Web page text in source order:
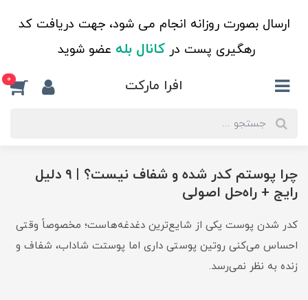
ارسال بصورت روزانه انجام می شود، جهت دریافت کد
رهگیری پست درکانال بله عضو شوید
افرا مارکت 0
چرا پوستم کدر شده و شفاف نیست؟ | ۹ دلیل
رایج + راه‌حل اصولی
کدر شدن پوست یکی از شایع‌ترین دغدغه‌هاست؛ مخصوصاً وقتی
احساس می‌کنی روتین پوستی داری اما پوستت شاداب، شفاف و
زنده به نظر نمی‌رسد.